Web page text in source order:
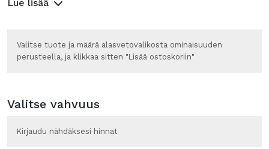
Lue lisää
Valitse tuote ja määrä alasvetovalikosta ominaisuuden
perusteella, ja klikkaa sitten "Lisää ostoskoriin"
Valitse vahvuus
Kirjaudu nähdäksesi hinnat